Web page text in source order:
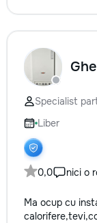
Specialist
Liber
0,0 nici o
Ma ocup cu